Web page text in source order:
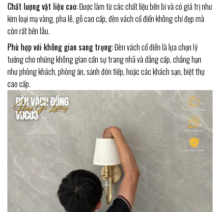
Chất lượng vật liệu cao:Được làm từ các chất liệu bền bỉ và có giá trị như
kim loại mạ vàng, pha lê, gỗ cao cấp, đèn vách cổ điển không chỉ đẹp mà
còn rất bền lâu.
Phù hợp với không gian sang trọng:Đèn vách cổ điển là lựa chọn lý
tưởng cho những không gian cần sự trang nhã và đẳng cấp, chẳng hạn
như phòng khách, phòng ăn, sảnh đón tiếp, hoặc các khách sạn, biệt thự
cao cấp.